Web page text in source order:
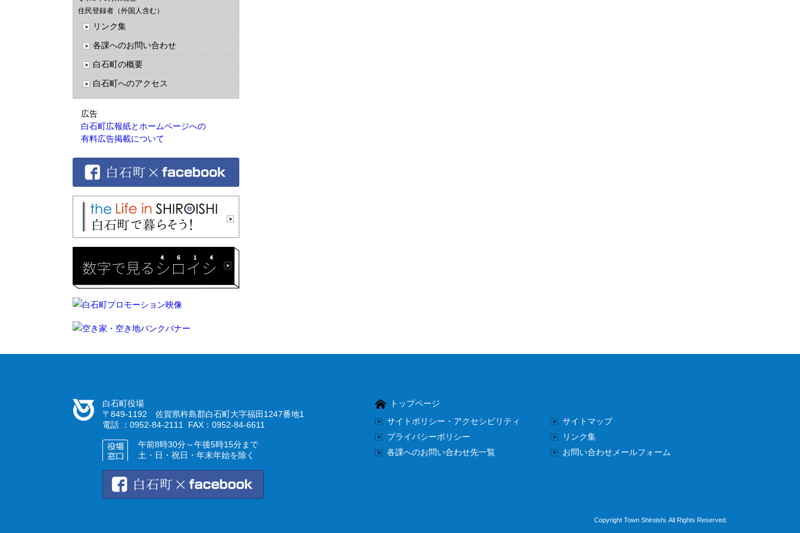
住民登録者（外国人含む）
リンク集
各課へのお問い合わせ
白石町の概要
白石町へのアクセス
広告
白石町広報紙とホームページへの
有料広告掲載について
白石町役場
〒849-1192 佐賀県杵島郡白石町大字福田1247番地1
電話 ：0952-84-2111 FAX：0952-84-6611
午前8時30分～午後5時15分まで
土・日・祝日・年末年始を除く
トップページ
サイトポリシー・アクセシビリティ
サイトマップ
プライバシーポリシー
リンク集
各課へのお問い合わせ先一覧
お問い合わせメールフォーム
Copyright Town Shiroishi. All Rights Reserved.